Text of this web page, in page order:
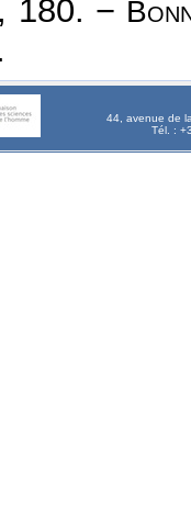
180. −
44, avenue de
Tél. :